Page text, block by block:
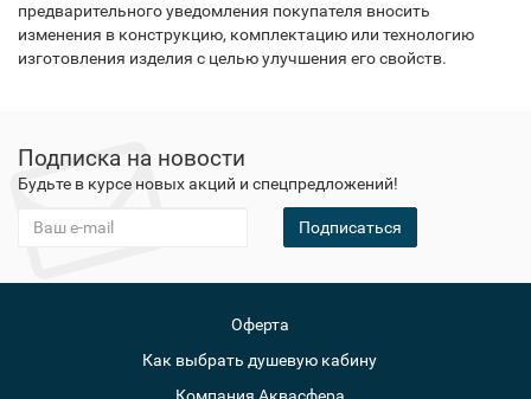
предварительного уведомления покупателя вносить
изменения в конструкцию, комплектацию или технологию
изготовления изделия с целью улучшения его свойств.
Подписка на новости
Будьте в курсе новых акций и спецпредложений!
Подписаться
Оферта
Как выбрать душевую кабину